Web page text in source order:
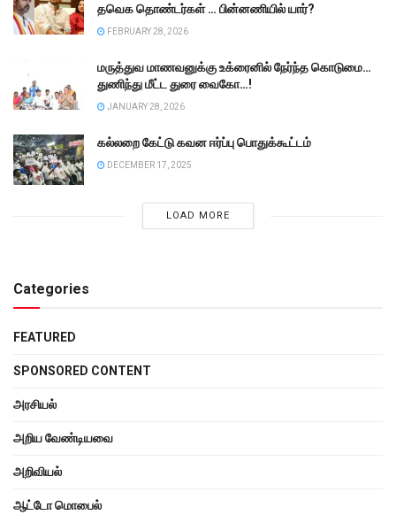
தவெக தொண்டர்கள் … பின்னணியில் யார்?
FEBRUARY 28, 2026
மருத்துவ மாணவனுக்கு உக்ரைனில் நேர்ந்த கொடுமை…
துணிந்து மீட்ட துரை வைகோ…!
JANUARY 28, 2026
கல்லறை கேட்டு கவன ஈர்ப்பு பொதுக்கூட்டம்
DECEMBER 17, 2025
LOAD MORE
Categories
FEATURED
SPONSORED CONTENT
அரசியல்
அறிய வேண்டியவை
அறிவியல்
ஆட்டோ மொபைல்